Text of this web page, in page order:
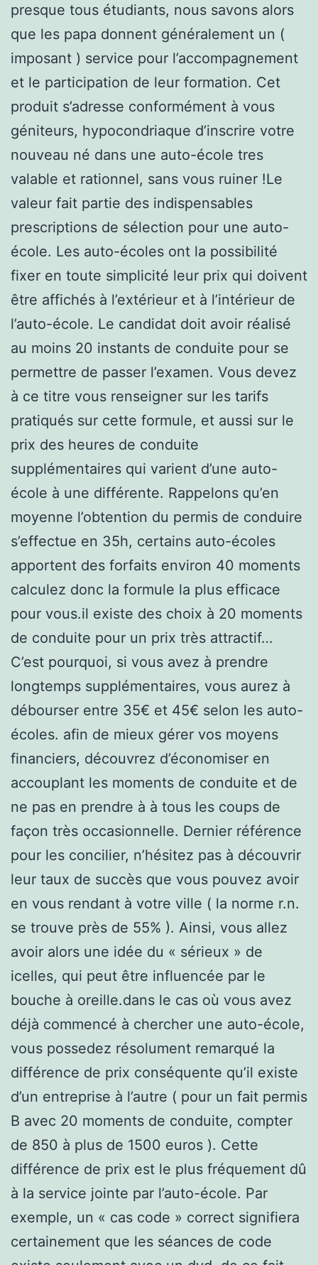
presque tous étudiants, nous savons alors
que les papa donnent généralement un (
imposant ) service pour l’accompagnement
et le participation de leur formation. Cet
produit s’adresse conformément à vous
géniteurs, hypocondriaque d’inscrire votre
nouveau né dans une auto-école tres
valable et rationnel, sans vous ruiner !Le
valeur fait partie des indispensables
prescriptions de sélection pour une auto-
école. Les auto-écoles ont la possibilité
fixer en toute simplicité leur prix qui doivent
être affichés à l’extérieur et à l’intérieur de
l’auto-école. Le candidat doit avoir réalisé
au moins 20 instants de conduite pour se
permettre de passer l’examen. Vous devez
à ce titre vous renseigner sur les tarifs
pratiqués sur cette formule, et aussi sur le
prix des heures de conduite
supplémentaires qui varient d’une auto-
école à une différente. Rappelons qu’en
moyenne l’obtention du permis de conduire
s’effectue en 35h, certains auto-écoles
apportent des forfaits environ 40 moments
calculez donc la formule la plus efficace
pour vous.il existe des choix à 20 moments
de conduite pour un prix très attractif…
C’est pourquoi, si vous avez à prendre
longtemps supplémentaires, vous aurez à
débourser entre 35€ et 45€ selon les auto-
écoles. afin de mieux gérer vos moyens
financiers, découvrez d’économiser en
accouplant les moments de conduite et de
ne pas en prendre à à tous les coups de
façon très occasionnelle. Dernier référence
pour les concilier, n’hésitez pas à découvrir
leur taux de succès que vous pouvez avoir
en vous rendant à votre ville ( la norme r.n.
se trouve près de 55% ). Ainsi, vous allez
avoir alors une idée du « sérieux » de
icelles, qui peut être influencée par le
bouche à oreille.dans le cas où vous avez
déjà commencé à chercher une auto-école,
vous possedez résolument remarqué la
différence de prix conséquente qu’il existe
d’un entreprise à l’autre ( pour un fait permis
B avec 20 moments de conduite, compter
de 850 à plus de 1500 euros ). Cette
différence de prix est le plus fréquement dû
à la service jointe par l’auto-école. Par
exemple, un « cas code » correct signifiera
certainement que les séances de code